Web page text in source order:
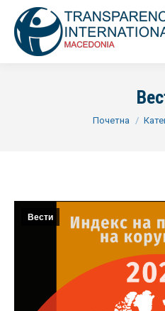
You are here:
Почетна
Вести